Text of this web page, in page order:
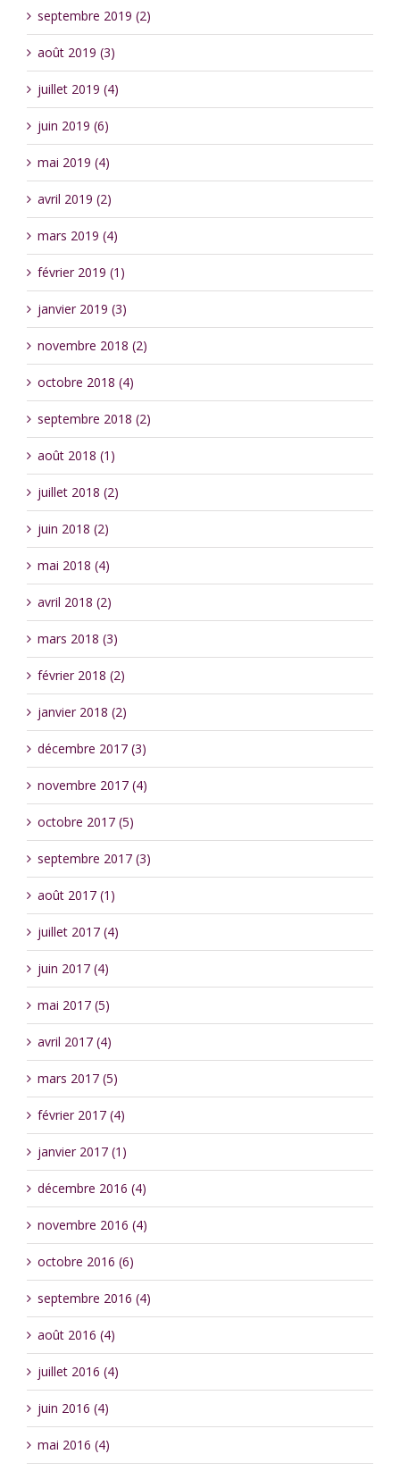
septembre 2019 (2)
août 2019 (3)
juillet 2019 (4)
juin 2019 (6)
mai 2019 (4)
avril 2019 (2)
mars 2019 (4)
février 2019 (1)
janvier 2019 (3)
novembre 2018 (2)
octobre 2018 (4)
septembre 2018 (2)
août 2018 (1)
juillet 2018 (2)
juin 2018 (2)
mai 2018 (4)
avril 2018 (2)
mars 2018 (3)
février 2018 (2)
janvier 2018 (2)
décembre 2017 (3)
novembre 2017 (4)
octobre 2017 (5)
septembre 2017 (3)
août 2017 (1)
juillet 2017 (4)
juin 2017 (4)
mai 2017 (5)
avril 2017 (4)
mars 2017 (5)
février 2017 (4)
janvier 2017 (1)
décembre 2016 (4)
novembre 2016 (4)
octobre 2016 (6)
septembre 2016 (4)
août 2016 (4)
juillet 2016 (4)
juin 2016 (4)
mai 2016 (4)